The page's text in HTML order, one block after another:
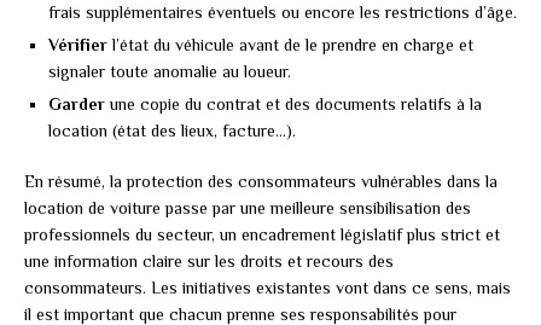
frais supplémentaires éventuels ou encore les restrictions d’âge.
Vérifierl’état du véhicule avant de le prendre en charge et
signaler toute anomalie au loueur.
Garderune copie du contrat et des documents relatifs à la
location (état des lieux, facture…).
En résumé, la protection des consommateurs vulnérables dans la
location de voiture passe par une meilleure sensibilisation des
professionnels du secteur, un encadrement législatif plus strict et
une information claire sur les droits et recours des
consommateurs. Les initiatives existantes vont dans ce sens, mais
il est important que chacun prenne ses responsabilités pour